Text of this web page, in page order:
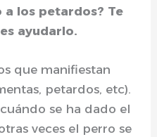
los petardos? Te
ayudarlo.
que manifiestan
petardos, etc).
se ha dado el
veces el perro se